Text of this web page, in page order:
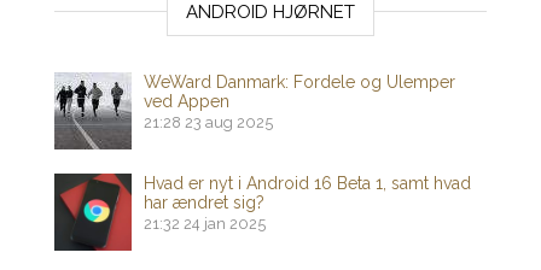
ANDROID HJØRNET
WeWard Danmark: Fordele og Ulemper
ved Appen
21:28 23 aug 2025
Hvad er nyt i Android 16 Beta 1, samt hvad
har ændret sig?
21:32 24 jan 2025